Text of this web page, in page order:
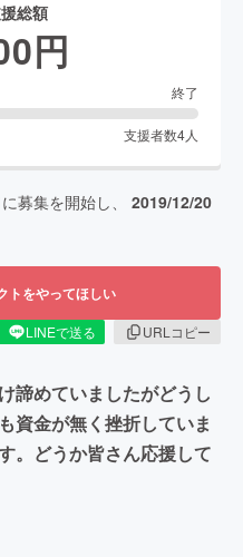
総額
円
終了
支援者数4人
に募集を開始し、 2019/12/20
トをやってほしい
LINEで送る
URLコピー
諦めていましたがどうし
資金が無く挫折していま
。どうか皆さん応援して